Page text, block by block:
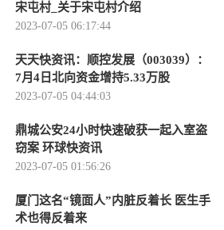
宋屯村_关于宋屯村介绍
2023-07-05 06:17:44
天天快资讯：顺控发展（003039）：
7月4日北向资金增持5.33万股
2023-07-05 04:44:03
鼎城公安24小时快速破获一起入室盗
窃案 环球快资讯
2023-07-05 01:56:26
厦门这名“镜面人”内脏反着长 医生手
术也得反着来